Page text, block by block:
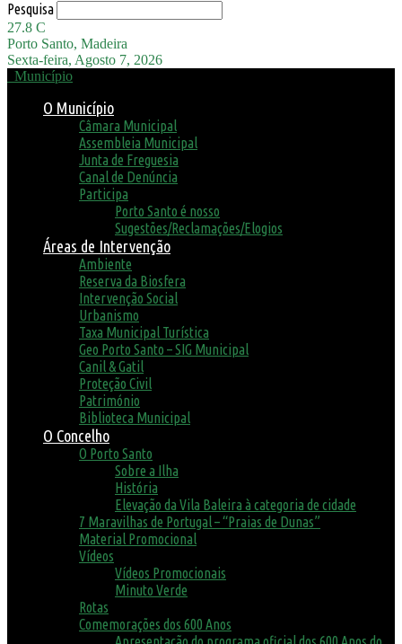
Pesquisa
27.8 C
Porto Santo, Madeira
Sexta-feira, Agosto 7, 2026
Município
O Município
Câmara Municipal
Assembleia Municipal
Junta de Freguesia
Canal de Denúncia
Participa
Porto Santo é nosso
Sugestões/Reclamações/Elogios
Áreas de Intervenção
Ambiente
Reserva da Biosfera
Intervenção Social
Urbanismo
Taxa Municipal Turística
Geo Porto Santo – SIG Municipal
Canil & Gatil
Proteção Civil
Património
Biblioteca Municipal
O Concelho
O Porto Santo
Sobre a Ilha
História
Elevação da Vila Baleira à categoria de cidade
7 Maravilhas de Portugal – “Praias de Dunas”
Material Promocional
Vídeos
Vídeos Promocionais
Minuto Verde
Rotas
Comemorações dos 600 Anos